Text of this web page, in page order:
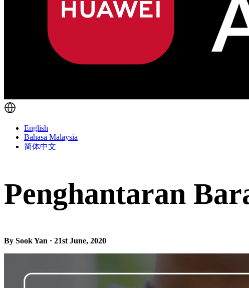
English
Bahasa Malaysia
简体中文
Penghantaran
By Sook Yan · 21st June, 2020